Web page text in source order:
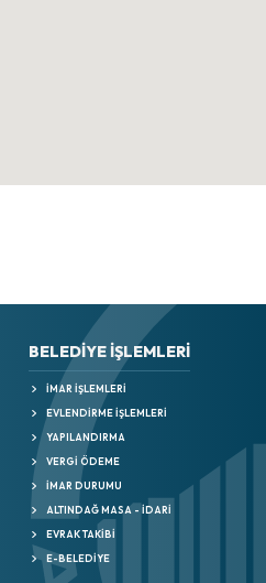
BELEDIYE İŞLEMLERI
İMAR İŞLEMLERI
EVLENDIRME İŞLEMLERI
YAPILANDIRMA
VERGİ ÖDEME
İMAR DURUMU
ALTINDAĞ MASA - İDARİ
EVRAK TAKİBİ
E-BELEDİYE